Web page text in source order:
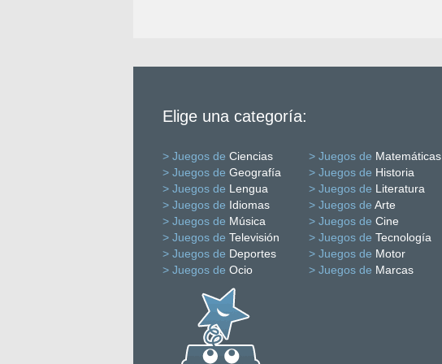
Elige una categoría:
> Juegos de Ciencias > Juegos de Matemáticas
> Juegos de Geografía > Juegos de Historia
> Juegos de Lengua > Juegos de Literatura
> Juegos de Idiomas > Juegos de Arte
> Juegos de Música > Juegos de Cine
> Juegos de Televisión > Juegos de Tecnología
> Juegos de Deportes > Juegos de Motor
> Juegos de Ocio > Juegos de Marcas